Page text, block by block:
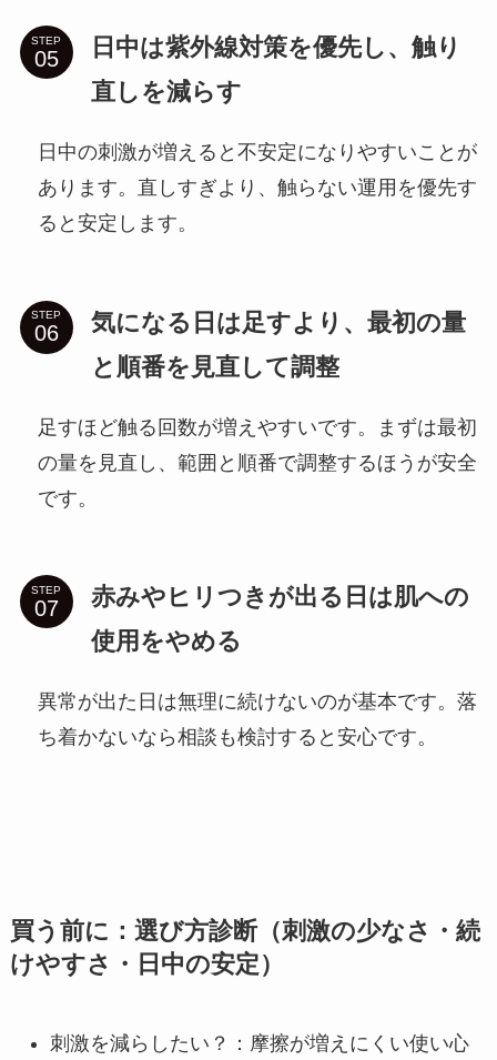
STEP
日中は紫外線対策を優先し、触り
直しを減らす
日中の刺激が増えると不安定になりやすいことが
あります。直しすぎより、触らない運用を優先す
ると安定します。
STEP
気になる日は足すより、最初の量
と順番を見直して調整
足すほど触る回数が増えやすいです。まずは最初
の量を見直し、範囲と順番で調整するほうが安全
です。
STEP
赤みやヒリつきが出る日は肌への
使用をやめる
異常が出た日は無理に続けないのが基本です。落
ち着かないなら相談も検討すると安心です。
買う前に：選び方診断（刺激の少なさ・続
けやすさ・日中の安定）
刺激を減らしたい？：摩擦が増えにくい使い心